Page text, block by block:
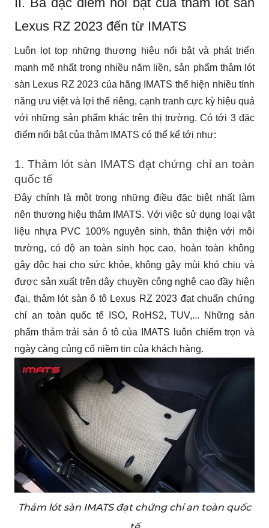
Lexus RZ 2023 đến từ IMATS
Luôn lọt top những thương hiệu nổi bật và phát triển
mạnh mẽ nhất trong nhiều năm liền, sản phẩm thảm lót
sàn Lexus RZ 2023 của hãng IMATS thể hiện nhiều tính
năng ưu việt và lợi thế riêng, cạnh tranh cực kỳ hiệu quả
với những sản phẩm khác trên thị trường. Có tới 3 đặc
điểm nổi bật của thảm IMATS có thể kể tới như:
1. Thảm lót sàn IMATS đạt chứng chỉ an toàn
quốc tế
Đây chính là một trong những điều đặc biệt nhất làm
nên thương hiệu thảm IMATS. Với việc sử dụng loại vật
liệu nhựa PVC 100% nguyên sinh, thân thiện với môi
trường, có độ an toàn sinh học cao, hoàn toàn không
gây độc hại cho sức khỏe, không gây mùi khó chịu và
được sản xuất trên dây chuyền công nghệ cao đầy hiện
đại, thảm lót sàn ô tô Lexus RZ 2023 đạt chuẩn chứng
chỉ an toàn quốc tế ISO, RoHS2, TUV,... Những sản
phẩm thảm trải sàn ô tô của IMATS luôn chiếm trọn và
ngày càng củng cố niềm tin của khách hàng.
Thảm lót sàn IMATS đạt chứng chỉ an toàn quốc